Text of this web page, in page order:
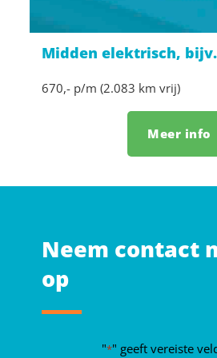
Midden elektrisch, bijv.
670,- p/m (2.083 km vrij)
Meer info
Neem contact
op
"*" geeft vereiste